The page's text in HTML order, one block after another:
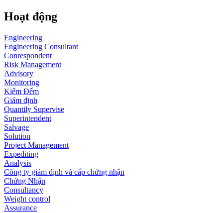
Hoạt động
Engineering
Engineering Consultant
Conrespondent
Risk Management
Advisory
Monitoring
Kiểm Đếm
Giám định
Quantily Supervise
Superintendent
Salvage
Solution
Project Management
Expediting
Analysis
Công ty giám định và cấp chứng nhận
Chứng Nhận
Consultancy
Weight control
Assurance